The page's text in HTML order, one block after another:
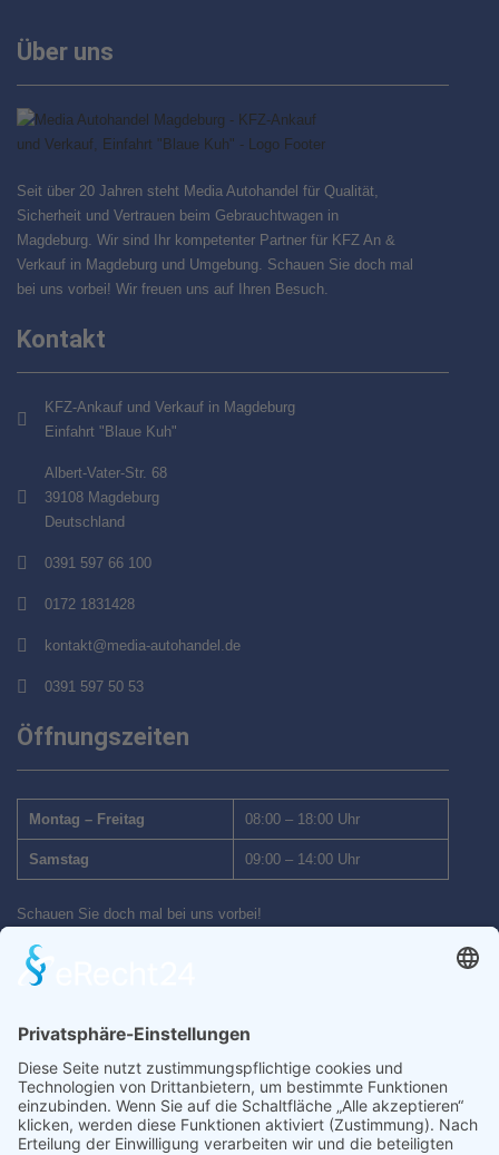
Über uns
Seit über 20 Jahren steht Media Autohandel für Qualität,
Sicherheit und Vertrauen beim Gebrauchtwagen in
Magdeburg. Wir sind Ihr kompetenter Partner für KFZ An &
Verkauf in Magdeburg und Umgebung. Schauen Sie doch mal
bei uns vorbei! Wir freuen uns auf Ihren Besuch.
Kontakt
KFZ-Ankauf und Verkauf in Magdeburg
Einfahrt "Blaue Kuh"
Albert-Vater-Str. 68
39108 Magdeburg
Deutschland
0391 597 66 100
0172 1831428
kontakt@media-autohandel.de
0391 597 50 53
Öffnungszeiten
Montag – Freitag 08:00 – 18:00 Uhr
Samstag 09:00 – 14:00 Uhr
Schauen Sie doch mal bei uns vorbei!
Wir freuen uns auf Ihren Besuch.
Inhalt
Startseite
Auto kaufen